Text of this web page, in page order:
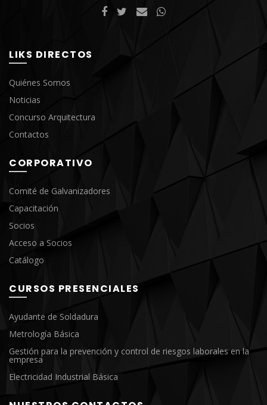
LIKS DIRECTOS
Quiénes Somos
Noticias
Concurso Arquitectura
Contactos
CORPORATIVO
Comité de Galvanizadores
Capacitación
Socios
Acceso a Socios
Catálogo
CURSOS PRESENCIALES
Ayudante de Soldadura
Metrología Básica
Gestión para la prevención y control de riesgos laborales en la
empresa
Electricidad Industrial Básica